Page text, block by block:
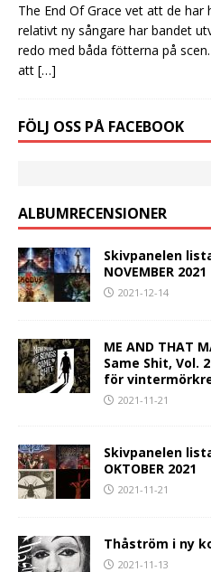
The End Of Grace vet att de
relativt ny sångare har bandet
redo med båda fötterna på
att […]
FÖLJ OSS PÅ FACEBOOK
ALBUMRECENSIONER
Skivpanelen
NOVEMBER 2021
2021-12-14
ME AND THAT
Same Shit, Vol.
för
2021-11-21
Skivpanelen
OKTOBER 2021
2021-11-21
Thåström i ny
2021-11-13